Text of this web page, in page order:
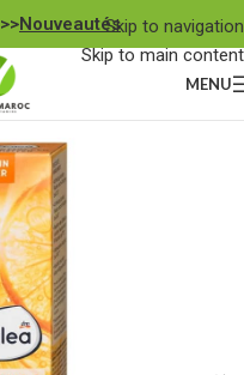
Skip to navigation
Skip to main content
>>Nouveautés<<
MENU